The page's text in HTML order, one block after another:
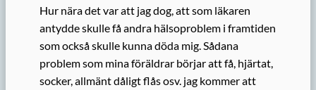
Hur nära det var att jag dog, att som läkaren
antydde skulle få andra hälsoproblem i framtiden
som också skulle kunna döda mig. Sådana
problem som mina föräldrar börjar att få, hjärtat,
socker, allmänt dåligt flås osv. jag kommer att